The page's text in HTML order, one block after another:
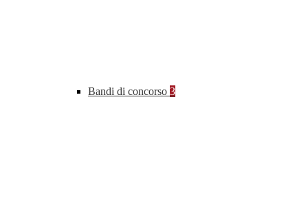
Bandi di concorso 3